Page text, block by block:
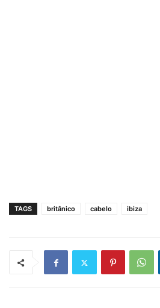
TAGS britânico cabelo ibiza